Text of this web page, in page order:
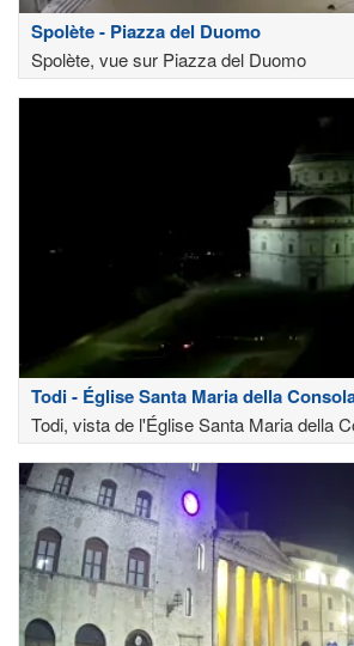
Spolète - Piazza del Duomo
Spolète, vue sur Piazza del Duomo
Todi - Église Santa Maria della
Todi, vista de l'Église Santa Maria della